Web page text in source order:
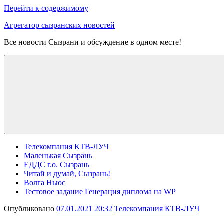
Перейти к содержимому
Агрегатор сызранских новостей
Все новости Сызрани и обсуждение в одном месте!
Телекомпания КТВ-ЛУЧ
Маленькая Сызрань
ЕДДС г.о. Сызрань
Читай и думай, Сызрань!
Волга Ньюс
Тестовое задание Генерация диплома на WP
Опубликовано 07.01.2021 20:32 Телекомпания КТВ-ЛУЧ